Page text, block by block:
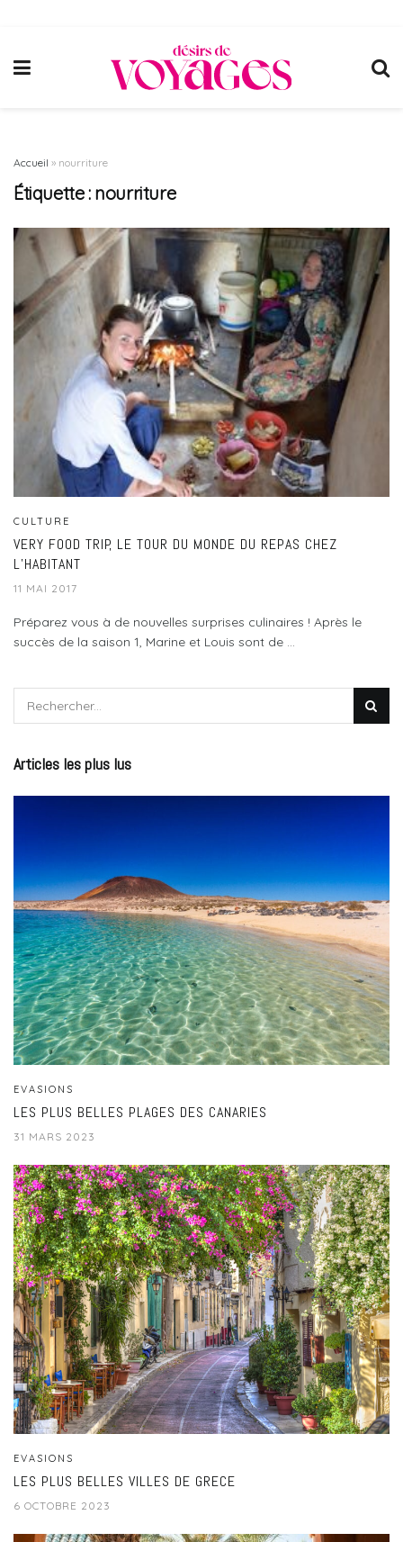
Accueil » nourriture
Étiquette : nourriture
CULTURE
VERY FOOD TRIP, LE TOUR DU MONDE DU REPAS CHEZ
L’HABITANT
11 MAI 2017
Préparez vous à de nouvelles surprises culinaires ! Après le
succès de la saison 1, Marine et Louis sont de ...
Articles les plus lus
EVASIONS
LES PLUS BELLES PLAGES DES CANARIES
31 MARS 2023
EVASIONS
LES PLUS BELLES VILLES DE GRECE
6 OCTOBRE 2023